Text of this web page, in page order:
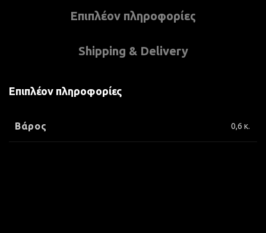
Επιπλέον πληροφορίες
Shipping & Delivery
Επιπλέον πληροφορίες
Βάρος 0,6 κ.